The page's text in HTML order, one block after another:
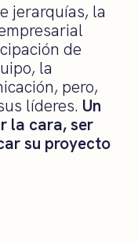
jerarquías, la
de
la
pero,
líderes. Un
la cara, ser
su proyecto